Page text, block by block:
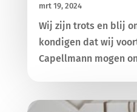
mrt 19, 2024
Wij zijn trots en blij
kondigen dat wij
Capellmann mogen